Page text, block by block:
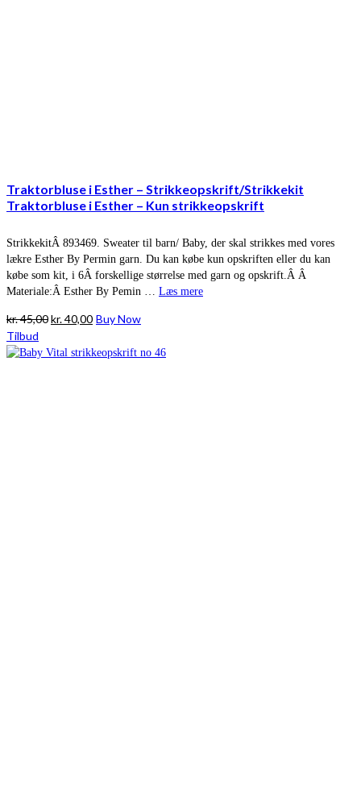
Traktorbluse i Esther – Strikkeopskrift/Strikkekit
Traktorbluse i Esther – Kun strikkeopskrift
StrikkekitÂ 893469. Sweater til barn/ Baby, der skal strikkes med vores
lækre Esther By Permin garn. Du kan købe kun opskriften eller du kan
købe som kit, i 6Â forskellige størrelse med garn og opskrift.Â Â
Materiale:Â Esther By Pemin … Læs mere
kr.45,00Den
pris
kr.40,00Den
pris
Buy Now
Tilbud